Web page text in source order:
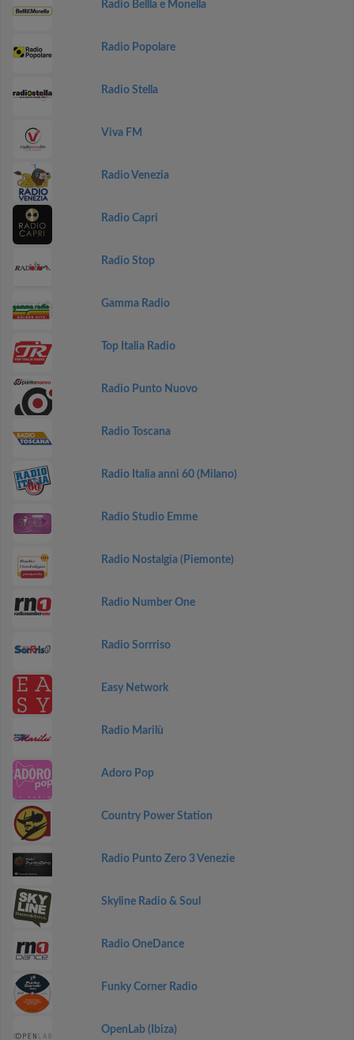
Radio Bellla e Monella
Radio Popolare
Radio Stella
Viva FM
Radio Venezia
Radio Capri
Radio Stop
Gamma Radio
Top Italia Radio
Radio Punto Nuovo
Radio Toscana
Radio Italia anni 60 (Milano)
Radio Studio Emme
Radio Nostalgia (Piemonte)
Radio Number One
Radio Sorrriso
Easy Network
Radio Marilù
Adoro Pop
Country Power Station
Radio Punto Zero 3 Venezie
Skyline Radio & Soul
Radio OneDance
Funky Corner Radio
OpenLab (Ibiza)